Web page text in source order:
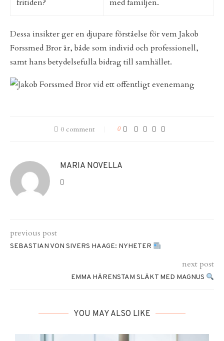
fritiden? med familjen.
Dessa insikter ger en djupare förståelse för vem Jakob
Forssmed Bror är, både som individ och professionell,
samt hans betydelsefulla bidrag till samhället.
0 comment 0
MARIA NOVELLA
previous post
SEBASTIAN VON SIVERS HAAGE: NYHETER
next post
EMMA HÄRENSTAM SLÄKT MED MAGNUS
YOU MAY ALSO LIKE